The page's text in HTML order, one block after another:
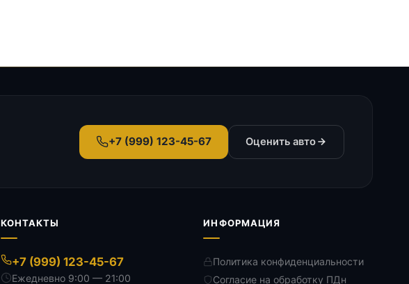
+7 (999) 123-45-67 Оценить авто
КОНТАКТЫ
+7 (999) 123-45-67
Ежедневно 9:00 — 21:00
ИНФОРМАЦИЯ
Политика конфиденциальности
Согласие на обработку ПДн